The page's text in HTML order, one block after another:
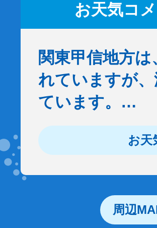
お天気コ
関東甲信地方
れていますが
ています。…
お天
周辺